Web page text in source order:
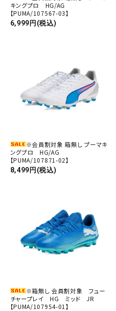
キングプロ HG/AG
【PUMA/107567-03】
6,999円(税込)
※会員割対象 箱無し プーマキ
ングプロ HG/AG
【PUMA/107871-02】
8,499円(税込)
※箱無し 会員割対象 フュー
チャープレイ HG ミッド JR
【PUMA/107954-01】